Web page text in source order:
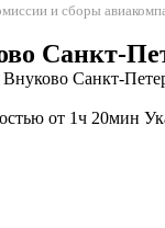
и сборы
Санкт-
Санкт-
от 1ч 20мин